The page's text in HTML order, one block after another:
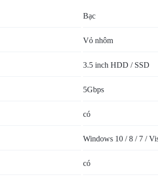
Bạc
Vỏ nhôm
3.5 inch HDD / SSD
5Gbps
có
Windows 10 / 8 / 7 /
có